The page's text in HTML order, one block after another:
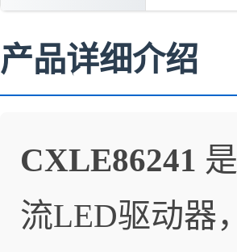
产品详细介绍
CXLE86241
流LED驱动器